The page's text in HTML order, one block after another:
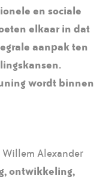
en sociale
elkaar in dat
aanpak ten
wordt binnen
Alexander
ontwikkeling,